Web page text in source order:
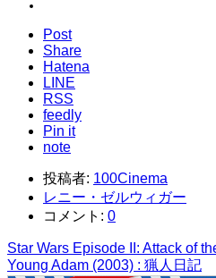
Post
Share
Hatena
LINE
RSS
feedly
Pin it
note
投稿者: 100Cinema
レニー・ゼルウィガー
コメント: 0
Star Wars Episode II: Attack of
Young Adam (2003) : 猟人日記